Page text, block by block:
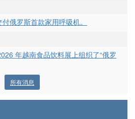
俄罗斯首款家用呼吸机。
年越南食品饮料展上组织了“俄罗
所有消息